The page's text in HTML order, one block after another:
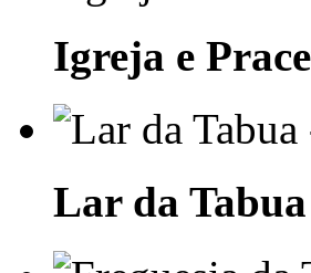
Igreja e
Lar da